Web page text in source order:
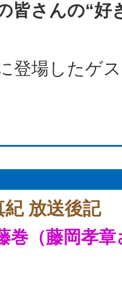
皆さんの“好
登場したゲ
放送後記
（藤岡孝章